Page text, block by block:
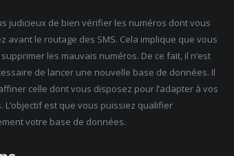
judicieux de bien vérifier les numéros dont vous
avant le routage des SMS. Cela implique que vous
les mauvais numéros. De ce fait, il n’est
de lancer une nouvelle base de données. Il
celle dont vous disposez pour l’adapter à vos
L’objectif est que vous puissiez qualifier
votre base de données.